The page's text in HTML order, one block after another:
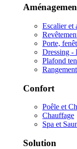
Escalier et
Porte,
Dressing -
Plafond
Rangement
Confort
Poêle et
Chauffage
Spa et
Solution